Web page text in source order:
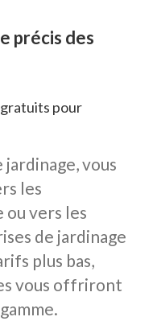
précis des
pour
vous
les
ou vers les
de jardinage
plus bas,
vous offriront